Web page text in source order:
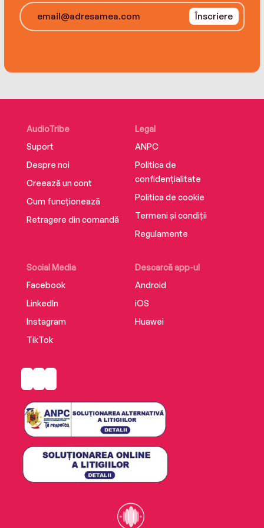
Înscriere
AudioTribe
Suport
Despre noi
Creează un cont
Cum funcționează
Retragere din comandă
Social Media
Facebook
LinkedIn
Instagram
TikTok
Descarcă app-ul
Android
iOS
Huawei
Legal
ANPC
Politica de
confidențialitate
Politica de cookie
Termeni și condiții
Regulamente